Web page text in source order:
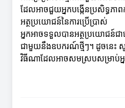
ដែលអាចជួយអ្នកបង្កើនប្រសិទ្ធភាព
អត្ថប្រយោជន៍នៃការប្រើប្រាស់
អ្នកអាចទទួលបានអត្ថប្រយោជន៍ជាច្
ជាមួយនឹងឧបករណ៍ថ្មីៗ។ ដូចនេះ សូ
វិធីណាដែលអាចសមស្របសម្រាប់អ្